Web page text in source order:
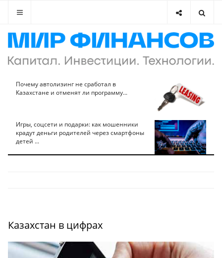
Почему автолизинг не сработал в
Казахстане и отменят ли программу...
Игры, соцсети и подарки: как мошенники
крадут деньги родителей через смартфоны
детей ...
Казахстан в цифрах